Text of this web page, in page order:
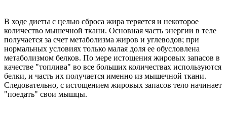
В ходе диеты с целью сброса жира теряется и некоторое
количество мышечной ткани. Основная часть энергии в теле
получается за счет метаболизма жиров и углеводов; при
нормальных условиях только малая доля ее обусловлена
метаболизмом белков. По мере истощения жировых запасов в
качестве "топлива" во все больших количествах используются
белки, и часть их получается именно из мышечной ткани.
Следовательно, с истощением жировых запасов тело начинает
"поедать" свои мышцы.